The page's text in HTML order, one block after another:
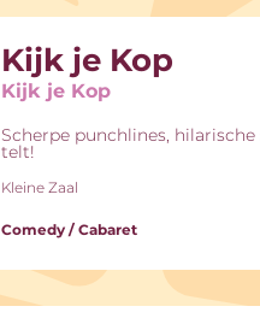
Kijk je Kop
Kijk je Kop
Scherpe punchlines,
telt!
Kleine Zaal
Comedy / Cabaret